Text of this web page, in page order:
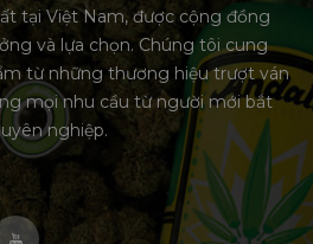
tại Việt Nam, được cộng đồng
và lựa chọn. Chúng tôi cung
từ những thương hiệu trượt ván
mọi nhu cầu từ người mới bắt
nghiệp.